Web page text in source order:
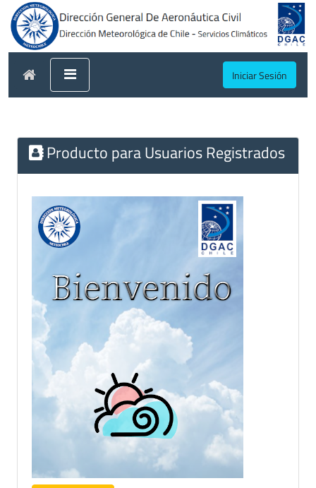
Iniciar Sesión
Producto para Usuarios Registrados